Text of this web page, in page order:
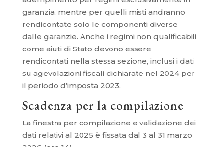
garanzia, mentre per quelli misti andranno
rendicontate solo le componenti diverse
dalle garanzie. Anche i regimi non qualificabili
come aiuti di Stato devono essere
rendicontati nella stessa sezione, inclusi i dati
su agevolazioni fiscali dichiarate nel 2024 per
il periodo d’imposta 2023.
Scadenza per la compilazione
La finestra per compilazione e validazione dei
dati relativi al 2025 è fissata dal 3 al 31 marzo